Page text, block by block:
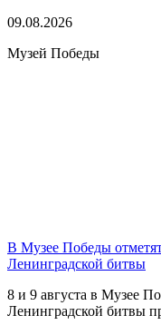
09.08.2026
Музей Победы
В Музее Победы
Ленинградской битвы
8 и 9 августа в Музее
Ленинградской битвы